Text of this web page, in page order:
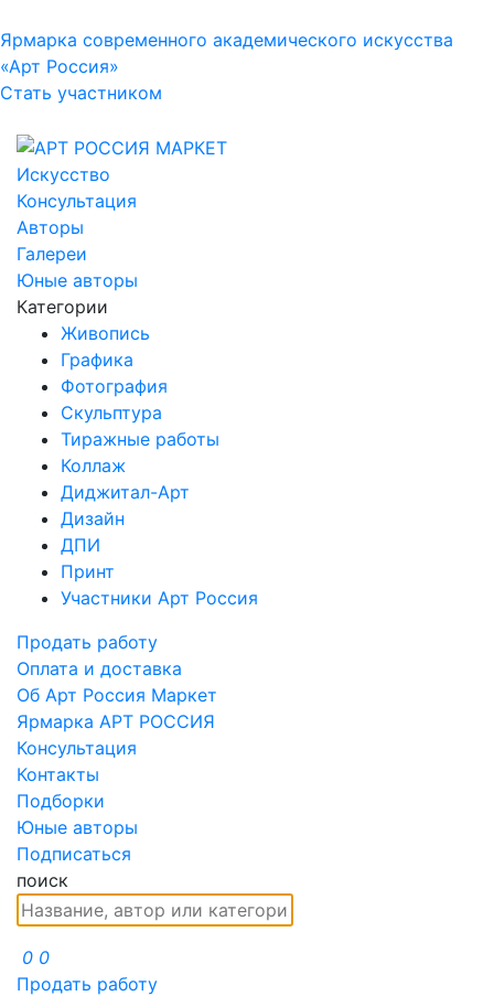
Ярмарка современного академического искусства
«Арт Россия»
Стать участником
Искусство
Консультация
Авторы
Галереи
Юные авторы
Категории
Живопись
Графика
Фотография
Скульптура
Тиражные работы
Коллаж
Диджитал-Арт
Дизайн
ДПИ
Принт
Участники Арт Россия
Продать работу
Оплата и доставка
Об Арт Россия Маркет
Ярмарка АРТ РОССИЯ
Консультация
Контакты
Подборки
Юные авторы
Подписаться
поиск
0 0
Продать работу